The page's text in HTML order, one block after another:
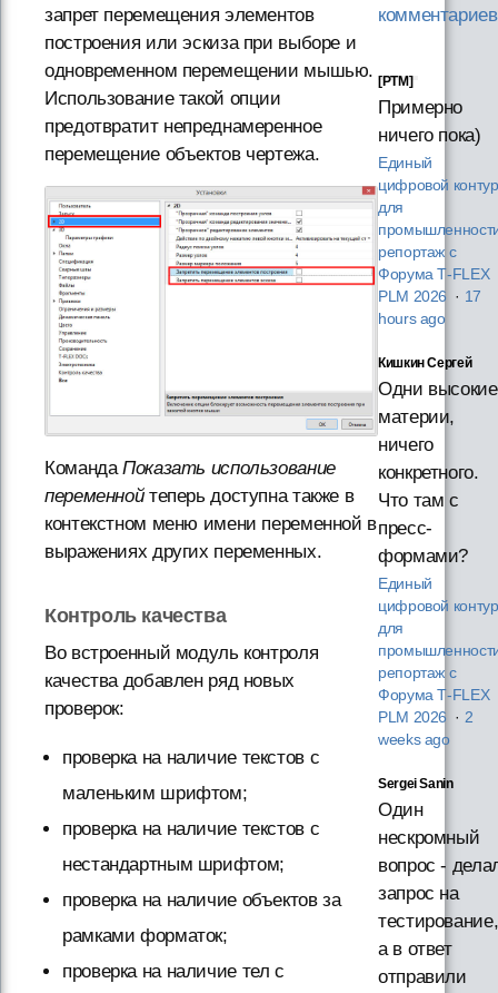
запрет перемещения элементов
построения или эскиза при выборе и
одновременном перемещении мышью.
Использование такой опции
предотвратит непреднамеренное
перемещение объектов чертежа.
КомандаПоказать использование
переменнойтеперь доступна также в
контекстном меню имени переменной в
выражениях других переменных.
Контроль качества
Во встроенный модуль контроля
качества добавлен ряд новых
проверок:
проверка на наличие текстов с
маленьким шрифтом;
проверка на наличие текстов с
нестандартным шрифтом;
проверка на наличие объектов за
рамками форматок;
проверка на наличие тел с
комментариев
[PTM]
Примерно
ничего пока)
Единый
цифровой контур
для
репортаж с
Форума T‑FLEX
PLM 2026 · 17
hours ago
Кишкин Сергей
Одни высокие
материи,
ничего
конкретного.
Что там с
пресс-
формами?
Единый
цифровой контур
для
репортаж с
Форума T‑FLEX
PLM 2026 · 2
weeks ago
Sergei Sanin
Один
нескромный
вопрос -
запрос на
тестирование,
а в ответ
отправили